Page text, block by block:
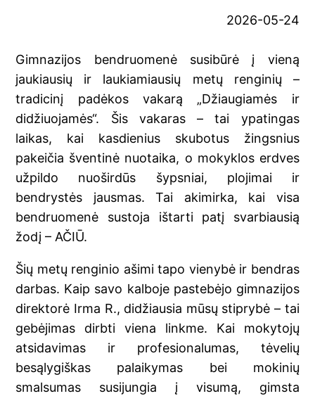
2026-05-24
Gimnazijos bendruomenė susibūrė į vieną
jaukiausių ir laukiamiausių metų renginių –
tradicinį padėkos vakarą „Džiaugiamės ir
didžiuojamės“. Šis vakaras – tai ypatingas
laikas, kai kasdienius skubotus žingsnius
pakeičia šventinė nuotaika, o mokyklos erdves
užpildo nuoširdūs šypsniai, plojimai ir
bendrystės jausmas. Tai akimirka, kai visa
bendruomenė sustoja ištarti patį svarbiausią
žodį – AČIŪ.
Šių metų renginio ašimi tapo vienybė ir bendras
darbas. Kaip savo kalboje pastebėjo gimnazijos
direktorė Irma R., didžiausia mūsų stiprybė – tai
gebėjimas dirbti viena linkme. Kai mokytojų
atsidavimas ir profesionalumas, tėvelių
besąlygiškas palaikymas bei mokinių
smalsumas susijungia į visumą, gimsta